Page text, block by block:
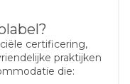
certificering,
praktijken
die: